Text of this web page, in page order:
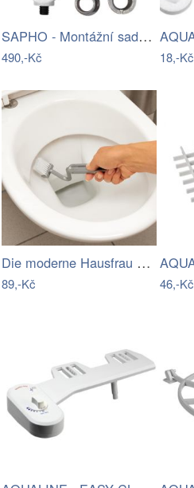
SAPHO - Montážní sada pro závěsné WC…
490,-Kč 18,-Kč
Die moderne Hausfrau Kartáč na čištění…
89,-Kč 46,-Kč